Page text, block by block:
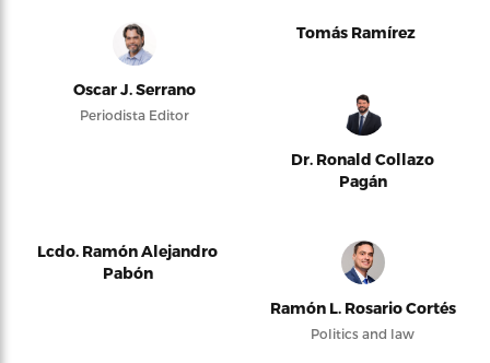
Oscar J. Serrano
Periodista Editor
Tomás Ramírez
Dr. Ronald Collazo
Pagán
Lcdo. Ramón Alejandro
Pabón
Ramón L. Rosario Cortés
Politics and law